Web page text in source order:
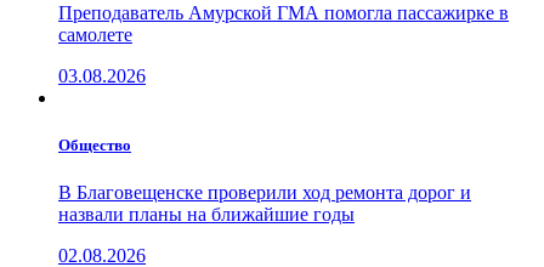
Преподаватель Амурской ГМА помогла пассажирке в
самолете
03.08.2026
Общество
В Благовещенске проверили ход ремонта дорог и
назвали планы на ближайшие годы
02.08.2026